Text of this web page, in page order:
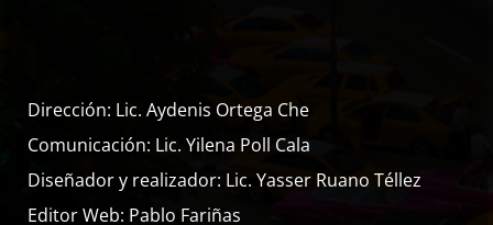
Dirección: Lic. Aydenis Ortega Che
Comunicación: Lic. Yilena Poll Cala
Diseñador y realizador: Lic. Yasser Ruano Téllez
Editor Web: Pablo Fariñas